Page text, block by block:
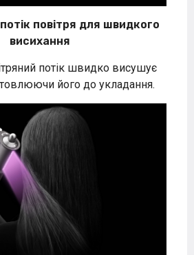
повітря для швидкого
висихання
потік швидко висушує
його до укладання.